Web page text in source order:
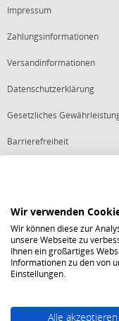
Impressum
Zahlungsinformationen
Versandinformationen
Datenschutzerklärung
Gesetzliches
Barrierefreiheit
Starker
Shops mit
10, 15
Echte
Jede
Wir verwenden
Wir können diese zur
unsere Webseite zu
Ihnen ein großartiges
Informationen zu den von
Einstellungen.
Alle akzeptieren